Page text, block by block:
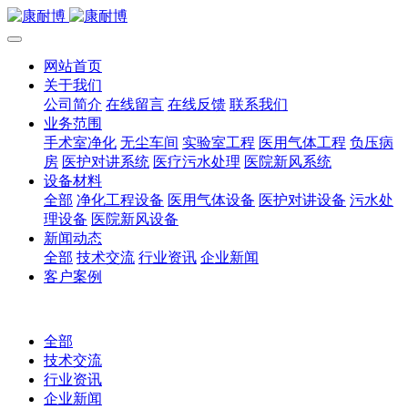
网站首页
关于我们
公司简介 在线留言 在线反馈 联系我们
业务范围
手术室净化 无尘车间 实验室工程 医用气体工程 负压病
房 医护对讲系统 医疗污水处理 医院新风系统
设备材料
全部 净化工程设备 医用气体设备 医护对讲设备 污水处
理设备 医院新风设备
新闻动态
全部 技术交流 行业资讯 企业新闻
客户案例
全部
技术交流
行业资讯
企业新闻